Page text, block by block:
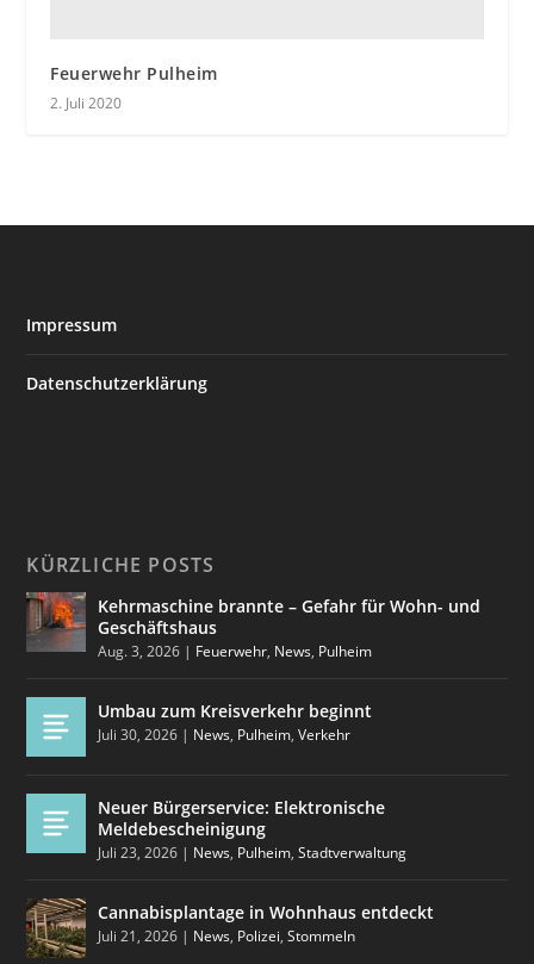
Feuerwehr Pulheim
2. Juli 2020
Impressum
Datenschutzerklärung
KÜRZLICHE POSTS
Kehrmaschine brannte – Gefahr für Wohn- und
Geschäftshaus
Aug. 3, 2026 | Feuerwehr, News, Pulheim
Umbau zum Kreisverkehr beginnt
Juli 30, 2026 | News, Pulheim,Verkehr
Neuer Bürgerservice: Elektronische
Meldebescheinigung
Juli 23, 2026 | News, Pulheim,Stadtverwaltung
Cannabisplantage in Wohnhaus entdeckt
Juli 21, 2026 | News, Polizei,Stommeln